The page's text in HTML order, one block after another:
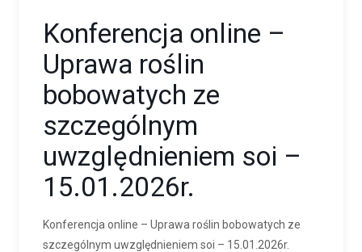
Konferencja online –
Uprawa roślin
bobowatych ze
szczególnym
uwzględnieniem soi –
15.01.2026r.
Konferencja online – Uprawa roślin bobowatych ze
szczególnym uwzględnieniem soi – 15.01.2026r.